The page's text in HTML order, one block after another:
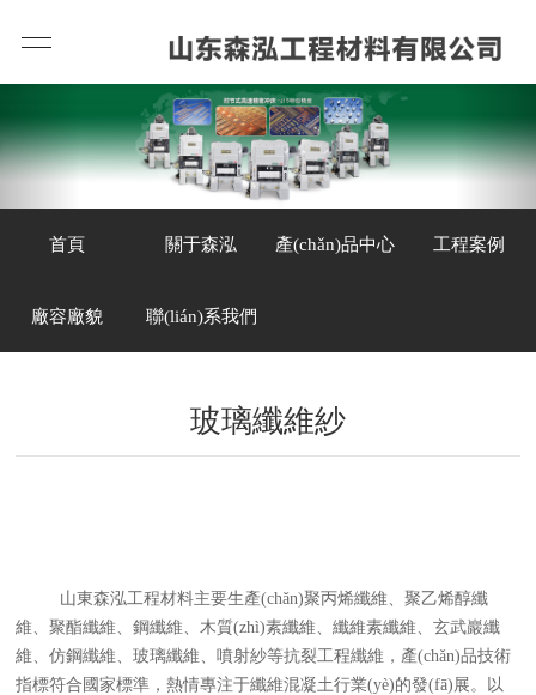
首頁 關于森泓 產(chǎn)品中心 工程案例
廠容廠貌 聯(lián)系我們
玻璃纖維紗
山東森泓工程材料主要生產(chǎn)聚丙烯纖維、聚乙烯醇纖
維、聚酯纖維、鋼纖維、木質(zhì)素纖維、纖維素纖維、玄武巖纖
維、仿鋼纖維、玻璃纖維、噴射紗等抗裂工程纖維，產(chǎn)品技術
指標符合國家標準，熱情專注于纖維混凝土行業(yè)的發(fā)展。以